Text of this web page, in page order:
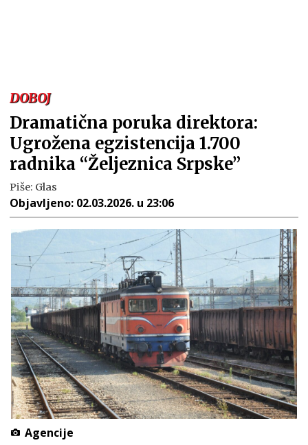
DOBOJ
Dramatična poruka direktora:
Ugrožena egzistencija 1.700
radnika “Željeznica Srpske”
Piše: Glas
Objavljeno: 02.03.2026. u 23:06
Agencije